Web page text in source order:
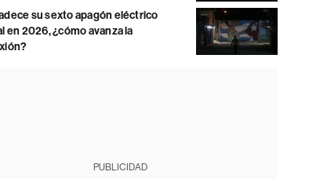
su sexto apagón eléctrico
en 2026, ¿cómo avanza la
PUBLICIDAD